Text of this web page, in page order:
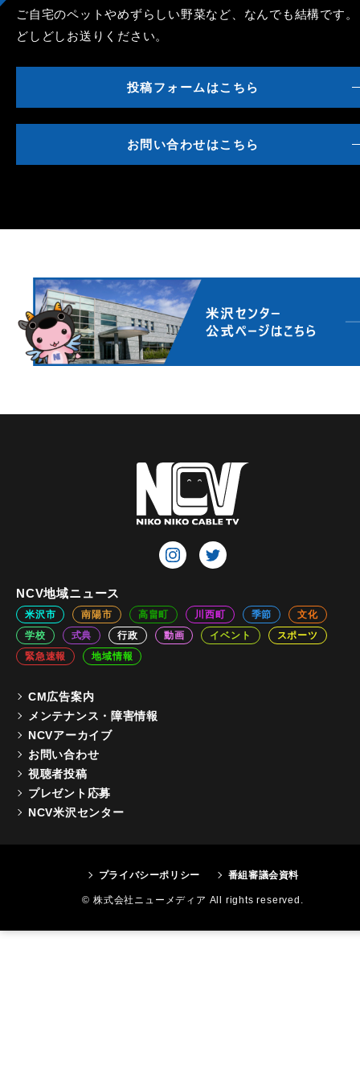
ご自宅のペットやめずらしい野菜など、なんでも結構です。
どしどしお送りください。
投稿フォームはこちら
お問い合わせはこちら
NCV地域ニュース
米沢市 南陽市 高畠町 川西町 季節
文化
学校
式典 行政 動画 イベント
スポーツ
緊急速報
地域情報
CM広告案内
メンテナンス・障害情報
NCVアーカイブ
お問い合わせ
視聴者投稿
プレゼント応募
NCV米沢センター
プライバシーポリシー 番組審議会資料
© 株式会社ニューメディア All rights reserved.